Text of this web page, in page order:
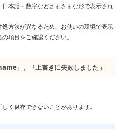
本語・数字などさまざまな形で表示され
方法が異なるため、お使いの環境で表示
項目をご確認ください。
」、「上書きに失敗しました」
く保存できないことがあります。